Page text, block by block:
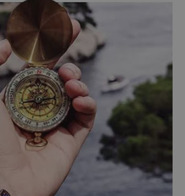
LinkedIn
Corporation
.linkedin.com
5 maanden 4
weken
Google Privacy Policy